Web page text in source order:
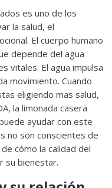
es uno de los
la salud, el
El cuerpo humano
depende del agua
vitales. El agua impulsa
movimiento. Cuando
eligiendo mas salud,
la limonada casera
ayudar con este
no son conscientes de
cómo la calidad del
su bienestar.